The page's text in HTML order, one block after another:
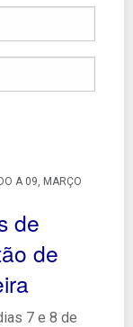
A 09, MARÇO
de
de
7 e 8 de